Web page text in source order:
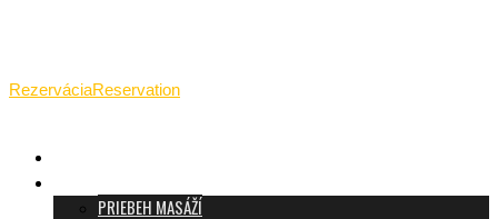
RezerváciaReservation
PRIEBEH MASÁŽÍ